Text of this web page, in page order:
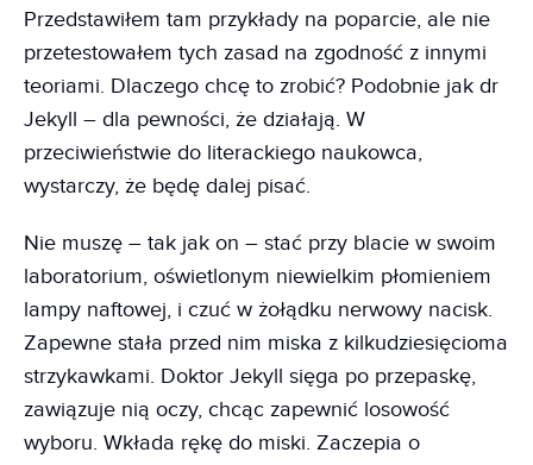
Przedstawiłem tam przykłady na poparcie, ale nie
przetestowałem tych zasad na zgodność z innymi
teoriami. Dlaczego chcę to zrobić? Podobnie jak dr
Jekyll – dla pewności, że działają. W
przeciwieństwie do literackiego naukowca,
wystarczy, że będę dalej pisać.
Nie muszę – tak jak on – stać przy blacie w swoim
laboratorium, oświetlonym niewielkim płomieniem
lampy naftowej, i czuć w żołądku nerwowy nacisk.
Zapewne stała przed nim miska z kilkudziesięcioma
strzykawkami. Doktor Jekyll sięga po przepaskę,
zawiązuje nią oczy, chcąc zapewnić losowość
wyboru. Wkłada rękę do miski. Zaczepia o